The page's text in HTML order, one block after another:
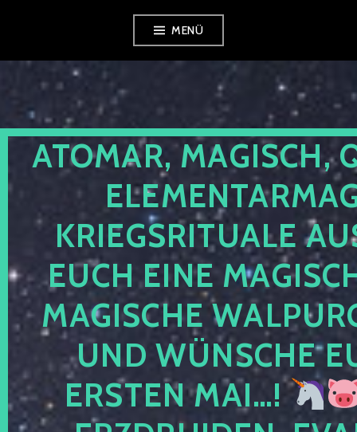
springen
MENÜ
ATOMAR, MAGISCH,
KRIEGSRITUALE
EUCH EINE
MAGISCHE
UND WÜNSCHE
ERSTEN MAI…!